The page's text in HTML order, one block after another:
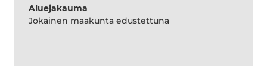
Aluejakauma
Jokainen maakunta edustettuna